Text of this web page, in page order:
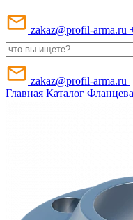
zakaz@profil-arma.ru
zakaz@profil-arma.ru
Главная Каталог